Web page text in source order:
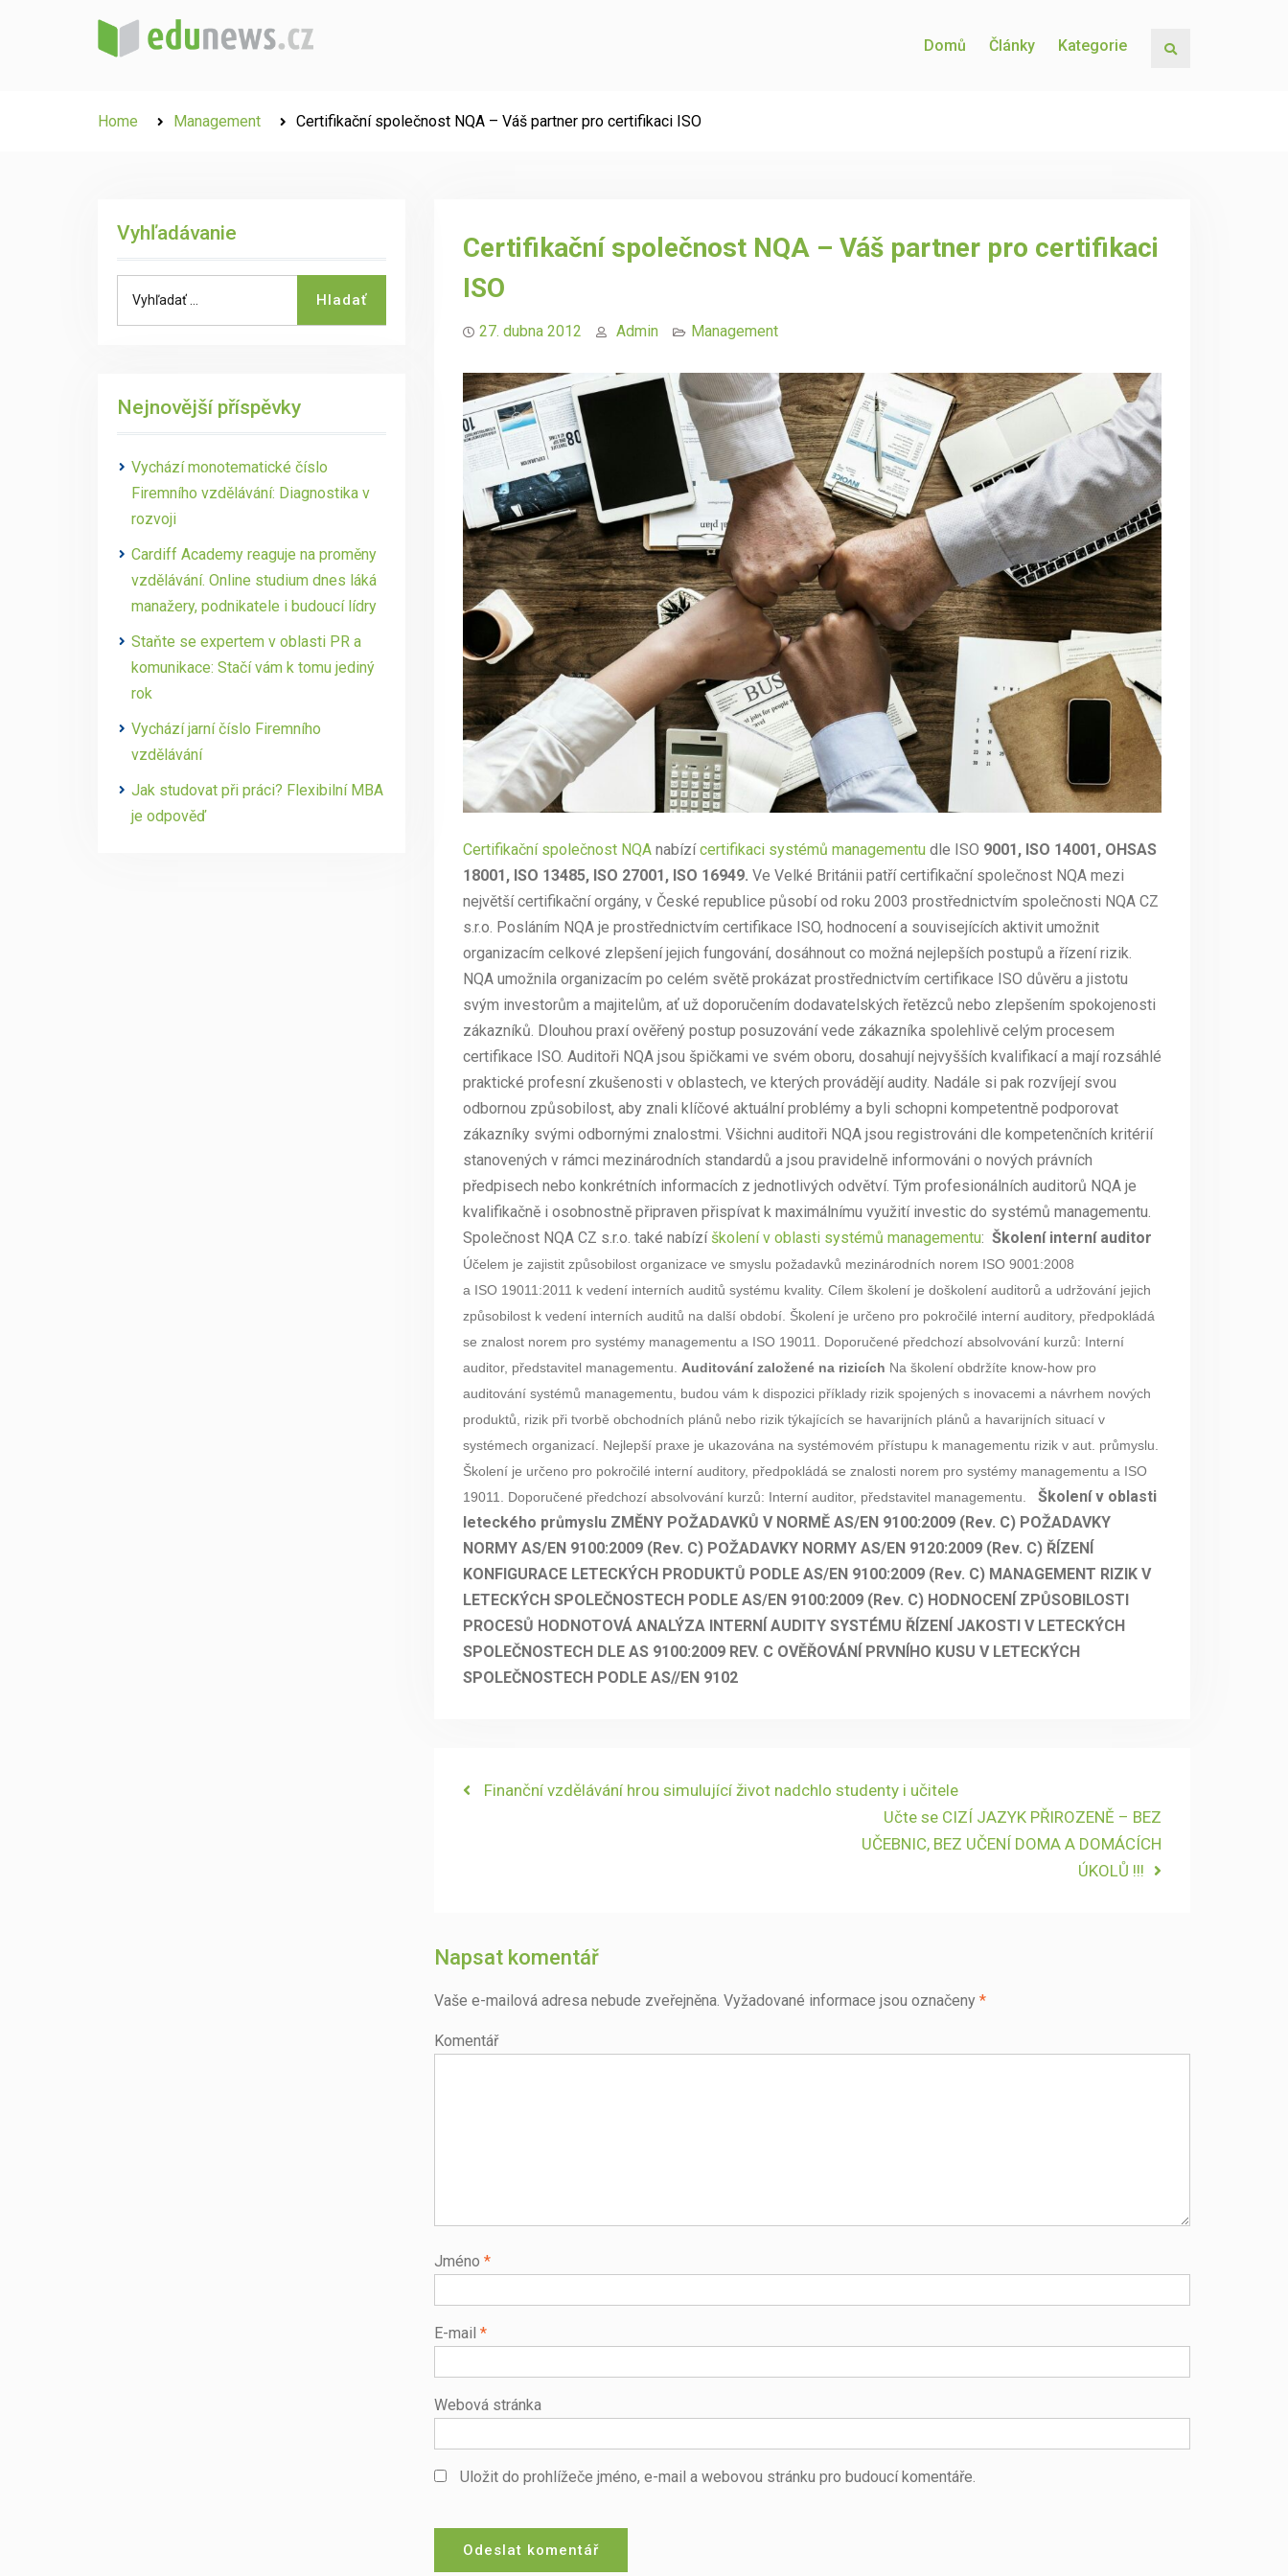
Domů Články Kategorie
Home Management Certifikační společnost NQA – Váš partner pro certifikaci ISO
Certifikační společnost NQA – Váš partner pro certifikaci
ISO
27. dubna 2012 Admin Management
Certifikační společnost NQA nabízícertifikaci systémů managementu dle ISO 9001, ISO 14001, OHSAS
18001, ISO 13485, ISO 27001, ISO 16949. Ve Velké Británii patří certifikační společnost NQA mezi
největší certifikační orgány, v České republice působí od roku 2003 prostřednictvím společnosti NQA CZ
s.r.o. Posláním NQA je prostřednictvím certifikace ISO, hodnocení a souvisejících aktivit umožnit
organizacím celkové zlepšení jejich fungování, dosáhnout co možná nejlepších postupů a řízení rizik.
NQA umožnila organizacím po celém světě prokázat prostřednictvím certifikace ISO důvěru a jistotu
svým investorům a majitelům, ať už doporučením dodavatelských řetězců nebo zlepšením spokojenosti
zákazníků. Dlouhou praxí ověřený postup posuzování vede zákazníka spolehlivě celým procesem
certifikace ISO. Auditoři NQA jsou špičkami ve svém oboru, dosahují nejvyšších kvalifikací a mají rozsáhlé
praktické profesní zkušenosti v oblastech, ve kterých provádějí audity. Nadále si pak rozvíjejí svou
odbornou způsobilost, aby znali klíčové aktuální problémy a byli schopni kompetentně podporovat
zákazníky svými odbornými znalostmi. Všichni auditoři NQA jsou registrováni dle kompetenčních kritérií
stanovených v rámci mezinárodních standardů a jsou pravidelně informováni o nových právních
předpisech nebo konkrétních informacích z jednotlivých odvětví. Tým profesionálních auditorů NQA je
kvalifikačně i osobnostně připraven přispívat k maximálnímu využití investic do systémů managementu.
Společnost NQA CZ s.r.o. také nabízíškolení v oblasti systémů managementu: Školení interní auditor
Účelem je zajistit způsobilost organizace ve smyslu požadavků mezinárodních norem ISO 9001:2008
a ISO 19011:2011 k vedení interních auditů systému kvality. Cílem školení je doškolení auditorů a udržování jejich
způsobilost k vedení interních auditů na další období. Školení je určeno pro pokročilé interní auditory, předpokládá
se znalost norem pro systémy managementu a ISO 19011. Doporučené předchozí absolvování kurzů: Interní
auditor, představitel managementu.
Auditování založené na rizicích Na školení obdržíte know-how pro
auditování systémů managementu, budou vám k dispozici příklady rizik spojených s inovacemi a návrhem nových
produktů, rizik při tvorbě obchodních plánů nebo rizik týkajících se havarijních plánů a havarijních situací v
systémech organizací. Nejlepší praxe je ukazována na systémovém přístupu k managementu rizik v aut. průmyslu.
Školení je určeno pro pokročilé interní auditory, předpokládá se znalosti norem pro systémy managementu a ISO
19011.
Doporučené předchozí absolvování kurzů: Interní auditor, představitel managementu.
Školení v oblasti
leteckého průmyslu ZMĚNY POŽADAVKŮ V NORMĚ AS/EN 9100:2009 (Rev. C) POŽADAVKY
NORMY AS/EN 9100:2009 (Rev. C) POŽADAVKY NORMY AS/EN 9120:2009 (Rev. C) ŘÍZENÍ
KONFIGURACE LETECKÝCH PRODUKTŮ PODLE AS/EN 9100:2009 (Rev. C) MANAGEMENT RIZIK V
LETECKÝCH SPOLEČNOSTECH PODLE AS/EN 9100:2009 (Rev. C) HODNOCENÍ ZPŮSOBILOSTI
PROCESŮ HODNOTOVÁ ANALÝZA INTERNÍ AUDITY SYSTÉMU ŘÍZENÍ JAKOSTI V LETECKÝCH
SPOLEČNOSTECH DLE AS 9100:2009 REV. C OVĚŘOVÁNÍ PRVNÍHO KUSU V LETECKÝCH
SPOLEČNOSTECH PODLE AS//EN 9102
Navigace
Previous
Finanční vzdělávání hrou simulující život nadchlo studenty i učitele
Next
post:
Učte se CIZÍ JAZYK PŘIROZENĚ – BEZ
UČEBNIC, BEZ UČENÍ DOMA A DOMÁCÍCH
ÚKOLŮ !!!
Napsat komentář
Vaše e-mailová adresa nebude zveřejněna. Vyžadované informace jsou označeny *
Komentář
Jméno *
E-mail *
Webová stránka
Uložit do prohlížeče jméno, e-mail a webovou stránku pro budoucí komentáře.
Vyhľadávanie
Hladať
Nejnovější příspěvky
Vychází monotematické číslo
Firemního vzdělávání: Diagnostika v
rozvoji
Cardiff Academy reaguje na proměny
vzdělávání. Online studium dnes láká
manažery, podnikatele i budoucí lídry
Staňte se expertem v oblasti PR a
komunikace: Stačí vám k tomu jediný
rok
Vychází jarní číslo Firemního
vzdělávání
Jak studovat při práci? Flexibilní MBA
je odpověď